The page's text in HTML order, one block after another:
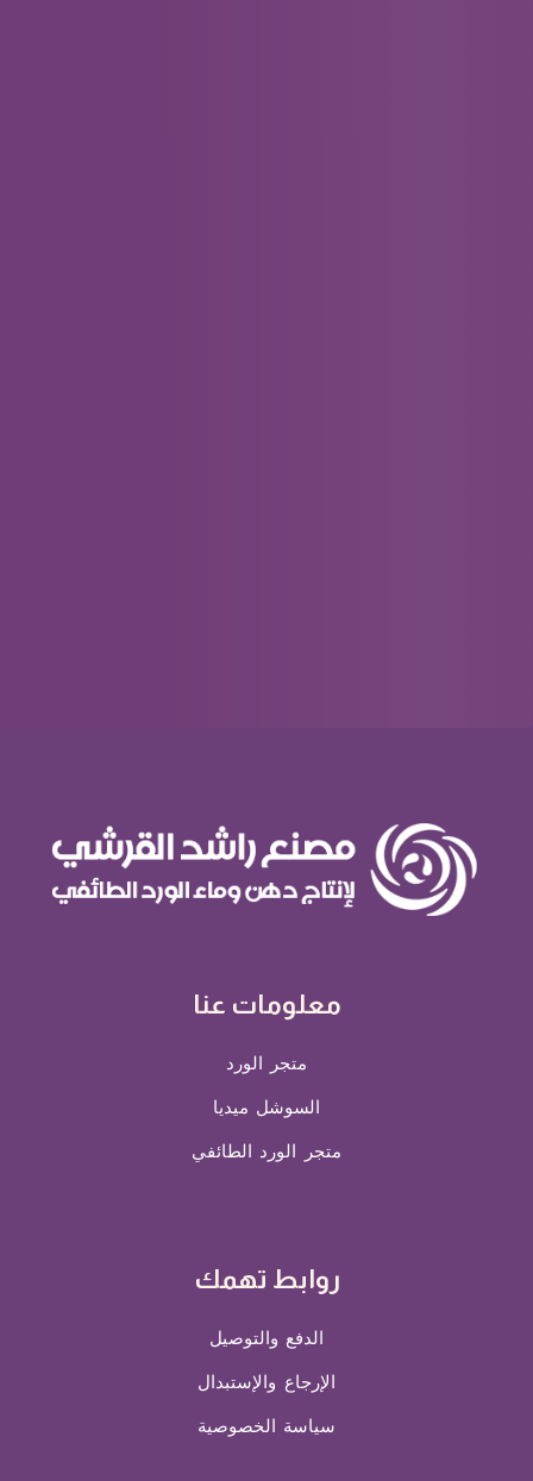
معلومات عنا
متجر الورد
السوشل ميديا
متجر الورد الطائفي
روابط تهمك
الدفع والتوصيل
الإرجاع والإستبدال
سياسة الخصوصية